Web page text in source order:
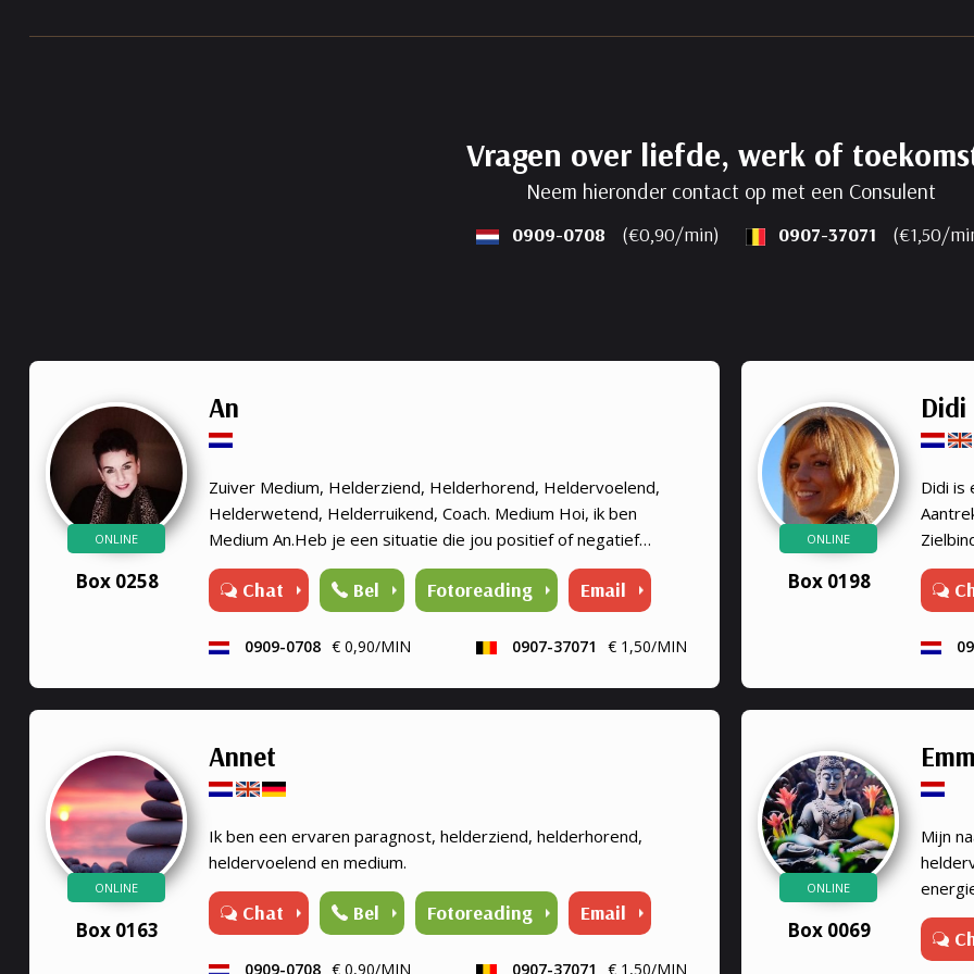
Vragen over liefde, werk of
Neem hieronder contact op met een Consulent
0909-0708 (€0,90/min) 0907-37071 (€1,50/
ONLINE
Box 0258
An
Zuiver Medium, Helderziend, Helderhorend, Heldervoelend,
Helderwetend, Helderruikend, Coach. Medium Hoi, ik ben
Medium An.Heb je een situatie die jou positief of negatief
bezighoudt?Met mijn hulp kunnen dingen verhelderd
worden.Vaak doorbreekt dit ...
Chat Bel Fotoreading Email
0909-0708 € 0,90/MIN 0907-37071 € 1,50/MIN
ONLINE
Box 0198
Didi
Didi is
ONLINE
Box 0163
Annet
Ik ben een ervaren paragnost, helderziend, helderhorend,
heldervoelend en medium.
Chat Bel Fotoreading Email
0909-0708 € 0,90/MIN 0907-37071 € 1,50/MIN
ONLINE
Box 0069
Mijn